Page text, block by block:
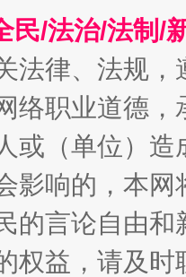
一
民/法治/法制/
法律、法规
络职业道德
或（单位）
影响的，本
的言论自由
权益，请及